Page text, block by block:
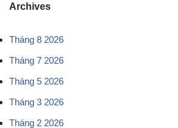
Archives
Tháng 8 2026
Tháng 7 2026
Tháng 5 2026
Tháng 3 2026
Tháng 2 2026